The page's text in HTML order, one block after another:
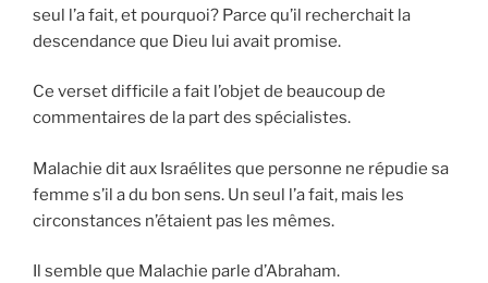
seul l’a fait, et pourquoi? Parce qu’il recherchait la
descendance que Dieu lui avait promise.
Ce verset difficile a fait l’objet de beaucoup de
commentaires de la part des spécialistes.
Malachie dit aux Israélites que personne ne répudie sa
femme s’il a du bon sens. Un seul l’a fait, mais les
circonstances n’étaient pas les mêmes.
Il semble que Malachie parle d’Abraham.